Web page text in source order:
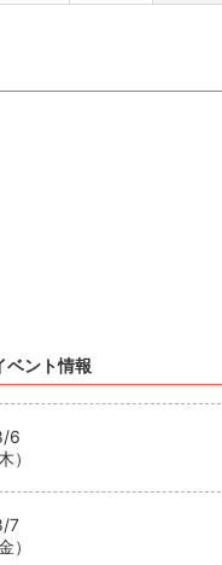
ベント情報
6
）
7
）